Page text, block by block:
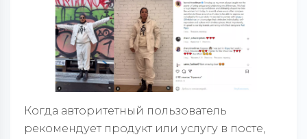
Когда авторитетный пользователь
рекомендует продукт или услугу в посте,